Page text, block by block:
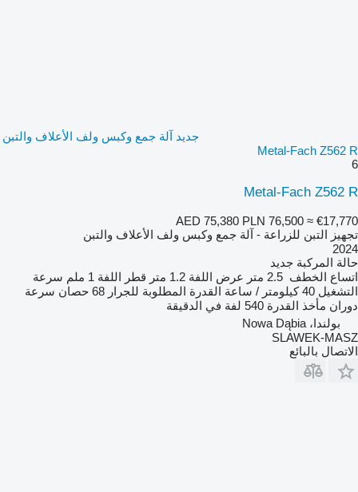
جديد آلة جمع وكبس ولف الأعلاف والتبن
Metal-Fach Z562 R
6
Metal-Fach Z562 R
AED 75,380 PLN 76,500 ≈ €17,770
تجهيز التبن للزراعة - آلة جمع وكبس ولف الأعلاف والتبن
2024
حالة المركبة جديد
اتساع الخطف 2.5 متر عرض اللفة 1.2 متر قطر اللفة 1 ملم
سرعة
التشغيل 40 كيلومتر / ساعة القدرة المطلوبة للجرار 68 حصان
سرعة
دوران مأخذ القدرة 540 لفة في الدقيقة
بولندا، Nowa Dąbia
SLAWEK-MASZ
الاتصال بالبائع